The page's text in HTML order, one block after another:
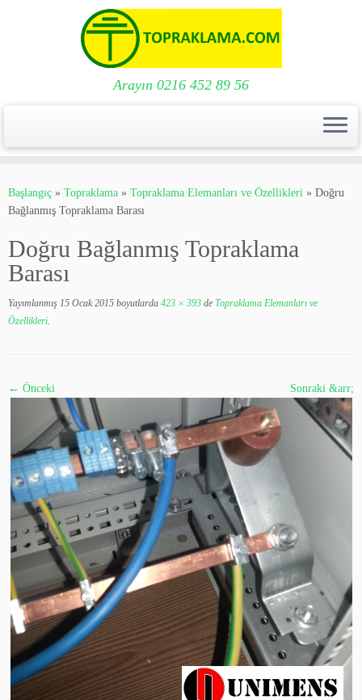
to
content
Arayın 0216 452 89 56
Başlangıç » Topraklama » Topraklama Elemanları ve Özellikleri » Doğru
Bağlanmış Topraklama Barası
Doğru Bağlanmış Topraklama
Barası
Yayımlanmış 15 Ocak 2015 boyutlarda 423 × 393 de Topraklama Elemanları ve
Özellikleri.
← Önceki Sonraki &arr;